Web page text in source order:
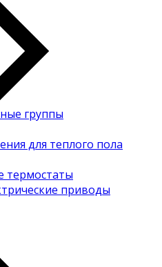
группы
для теплого пола
термостаты
приводы